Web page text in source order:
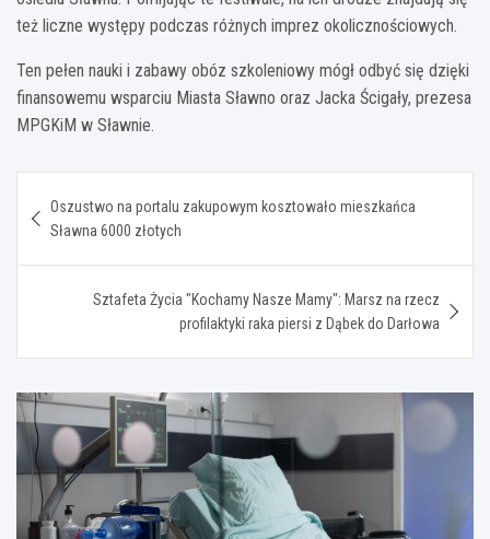
też liczne występy podczas różnych imprez okolicznościowych.
Ten pełen nauki i zabawy obóz szkoleniowy mógł odbyć się dzięki
finansowemu wsparciu Miasta Sławno oraz Jacka Ścigały, prezesa
MPGKiM w Sławnie.
wpisu
Oszustwo na portalu zakupowym kosztowało mieszkańca
Sławna 6000 złotych
Sztafeta Życia "Kochamy Nasze Mamy": Marsz na rzecz
profilaktyki raka piersi z Dąbek do Darłowa